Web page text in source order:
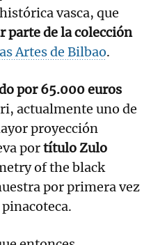
vasca, que
parte de la colección
Artes de Bilbao.
por 65.000 euros
actualmente uno de
proyección
portítulo Zulo
of the black
por primera vez